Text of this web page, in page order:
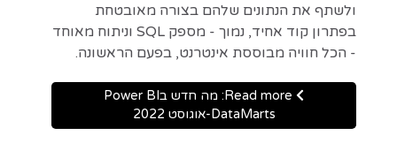
ולשתף את הנתונים שלהם בצורה מאובטחת
בפתרון קוד אחיד, נמוך - מספק SQL וניתוח מאוחד
- הכל חוויה מבוססת אינטרנט, בפעם הראשונה.
Read more: מה חדש בPower BI
DataMarts-אוגוסט 2022